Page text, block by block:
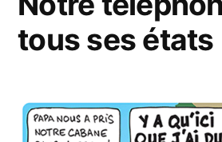
tous ses états